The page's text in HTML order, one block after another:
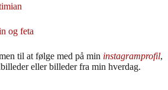
og feta
til at følge med på min instagramprofil,
eller billeder fra min hverdag.